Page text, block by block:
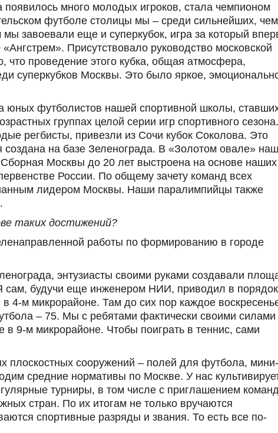
появилось много молодых игроков, стала чемпионом
футболе столицы мы – среди сильнейших,
завоевали еще и суперкубок, игра за который
Присутствовало руководство московской
что проведение этого кубка, общая атмосфера,
суперкубков Москвы. Это было яркое,
юных футболистов нашей спортивной школы,
группах целой серии игр спортивного сезона.
регбисты, привезли из Сочи кубок Соколова. Это
создана на базе Зеленограда. В «Золотом овале»
Москвы до 20 лет выстроена на основе наших
России. По общему зачету команд всех
лидером Москвы. Наши паралимпийцы также
таких достижений?
работы по формированию в городе
энтузиасты своими руками создавали
сам, будучи еще инженером НИИ, приводил в порядок
4-м микрорайоне. Там до сих пор каждое
– 75. Мы с ребятами фактически своими силами
9-м микрорайоне. Чтобы поиграть в теннис, сами
плоскостных сооружений – полей для футбола, мини-
средние нормативы по Москве. У нас
турниры, в том числе с приглашением
стран. По их итогам не только вручаются
спортивные разряды и звания. То есть все по-